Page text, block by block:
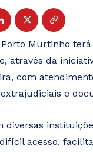
Murtinho
através da
com
e
acesso,